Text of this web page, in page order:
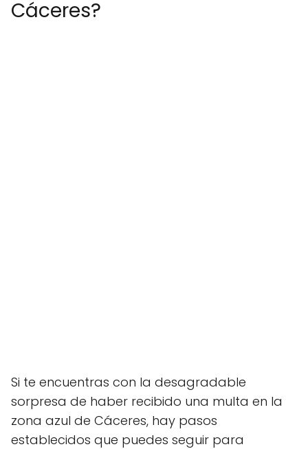
Cáceres?
Si te encuentras con la desagradable
sorpresa de haber recibido una multa en la
zona azul de Cáceres, hay pasos
establecidos que puedes seguir para